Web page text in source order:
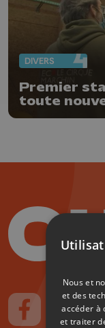
DIVERS
Premier
toute
Suivez-nous sur
Nous et
et des
accéder à
et traiter